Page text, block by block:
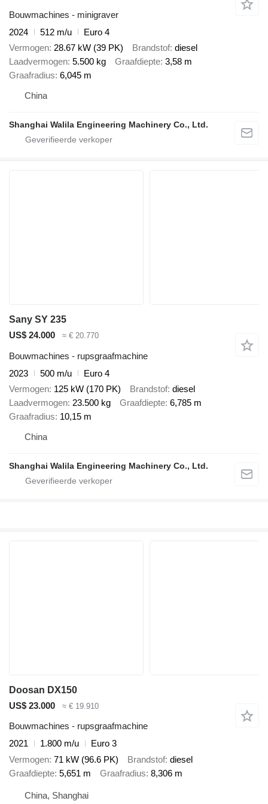
Bouwmachines - minigraver
2024
512 m/u
Euro 4
Vermogen 28.67 kW (39 PK) Brandstof diesel
Laadvermogen 5.500 kg Graafdiepte 3,58 m
Graafradius 6,045 m
China
Shanghai Walila Engineering Machinery Co., Ltd.
Sany SY 235
US$ 24.000
≈ € 20.770
Bouwmachines - rupsgraafmachine
2023
500 m/u
Euro 4
Vermogen 125 kW (170 PK) Brandstof diesel
Laadvermogen 23.500 kg Graafdiepte 6,785 m
Graafradius 10,15 m
China
Shanghai Walila Engineering Machinery Co., Ltd.
Doosan DX150
US$ 23.000
≈ € 19.910
Bouwmachines - rupsgraafmachine
2021
1.800 m/u
Euro 3
Vermogen 71 kW (96.6 PK) Brandstof diesel
Graafdiepte 5,651 m Graafradius 8,306 m
China, Shanghai